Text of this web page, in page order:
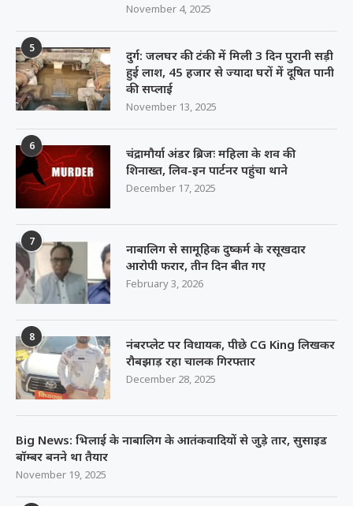
November 4, 2025
5
दुर्ग: जलघर की टंकी में मिली 3 दिन पुरानी सड़ी
हुई लाश, 45 हजार से ज्यादा घरों में दूषित पानी
की सप्लाई
November 13, 2025
6
चंद्रामौर्या अंडर ब्रिजः महिला के शव की
शिनाख्त, लिव-इन पार्टनर पहुंचा थाने
December 17, 2025
7
नाबालिग से सामूहिक दुष्कर्म के रसूखदार
आरोपी फरार, तीन दिन बीत गए
February 3, 2026
8
नंबरप्लेट पर विधायक, पीछे CG King लिखकर
रौबझाड़ रहा चालक गिरफ्तार
December 28, 2025
Big News: भिलाई के नाबालिग के आतंकवादियों से जुड़े तार, सुसाइड
बॉम्बर बनने था तैयार
November 19, 2025